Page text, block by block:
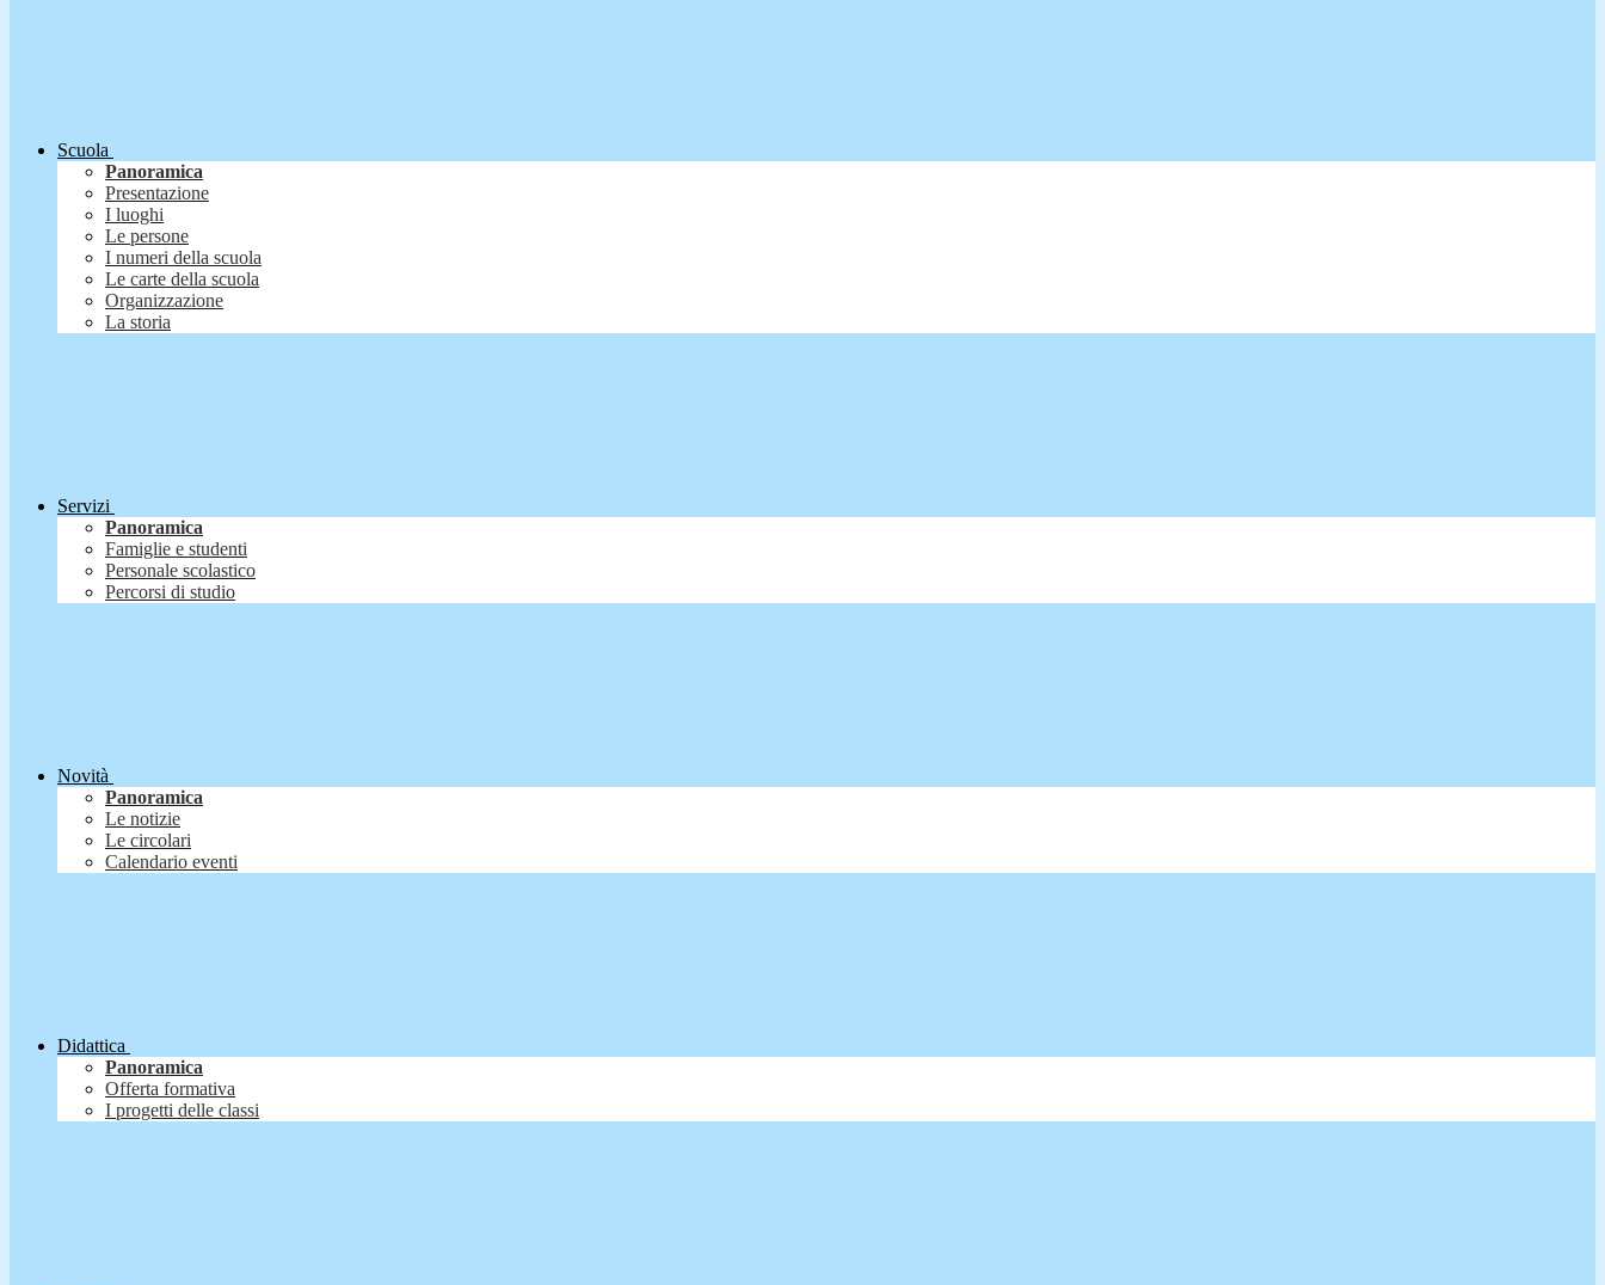
Scuola
Panoramica
Presentazione
I luoghi
Le persone
I numeri della scuola
Le carte della scuola
Organizzazione
La storia
Servizi
Panoramica
Famiglie e studenti
Personale scolastico
Percorsi di studio
Novità
Panoramica
Le notizie
Le circolari
Calendario eventi
Didattica
Panoramica
Offerta formativa
I progetti delle classi